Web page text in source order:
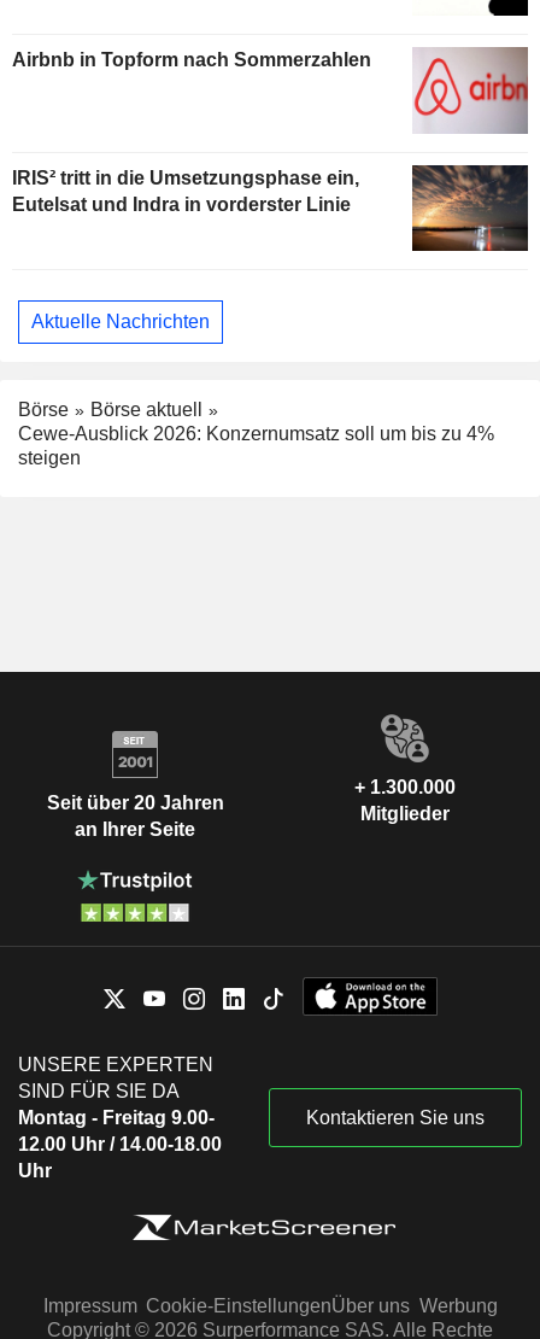
Airbnb in Topform nach Sommerzahlen
IRIS² tritt in die Umsetzungsphase ein,
Eutelsat und Indra in vorderster Linie
Aktuelle Nachrichten
Börse
Börse aktuell
Cewe-Ausblick 2026: Konzernumsatz soll um bis zu 4%
steigen
Seit über 20 Jahren
an Ihrer Seite
+ 1.300.000
Mitglieder
UNSERE EXPERTEN
SIND FÜR SIE DA
Montag - Freitag 9.00-
12.00 Uhr / 14.00-18.00
Uhr
Kontaktieren Sie uns
Impressum Cookie-EinstellungenÜber uns Werbung
Copyright © 2026 Surperformance SAS. Alle Rechte